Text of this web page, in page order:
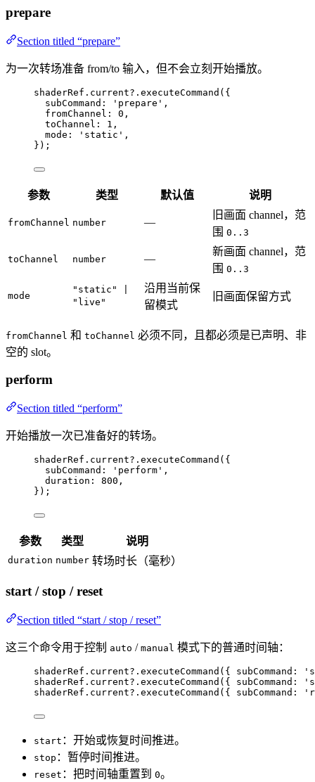
prepare
Section titled “prepare”
为一次转场准备 from/to 输入，但不会立刻开始播放。
shaderRef . current?. executeCommand ({
subCommand:
' prepare ' ,
fromChannel: 0 ,
toChannel: 1 ,
mode:
' static ' ,
});
参数 类型 默认值 说明
fromChannel number —
旧画面 channel，范
围 0..3
toChannel number —
新画面 channel，范
围 0..3
mode
"static" |
"live"
沿用当前保
留模式
旧画面保留方式
fromChannel 和 toChannel 必须不同，且都必须是已声明、非
空的 slot。
perform
Section titled “perform”
开始播放一次已准备好的转场。
shaderRef . current?. executeCommand ({
subCommand:
' perform ' ,
duration: 800 ,
});
参数 类型 说明
duration number 转场时长（毫秒）
start / stop / reset
Section titled “start / stop / reset”
这三个命令用于控制 auto / manual 模式下的普通时间轴：
shaderRef . current?. executeCommand ({ subCommand: '
shaderRef . current?. executeCommand ({ subCommand: '
shaderRef . current?. executeCommand ({ subCommand: '
start ：开始或恢复时间推进。
stop ：暂停时间推进。
reset ：把时间轴重置到 0。